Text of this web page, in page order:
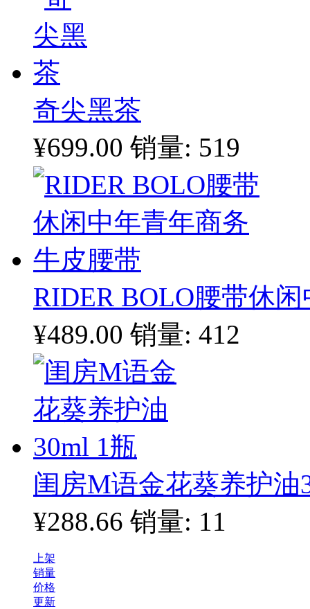
奇尖黑茶
¥699.00 销量: 519
RIDER BOLO腰带休
¥489.00 销量: 412
闺房M语金花葵养护油
¥288.66 销量: 11
上架
销量
价格
更新